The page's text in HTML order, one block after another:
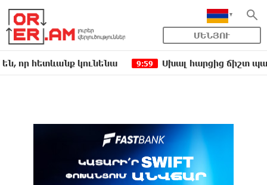
ՄԵՆՅՈՒ
կունենա 9:59 Սխալ հարցից ճիշտ պատասխան